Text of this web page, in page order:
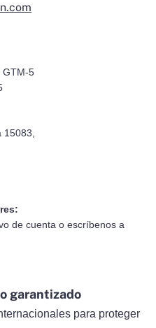
GTM-5
15083,
de cuenta o escríbenos a
garantizado
para proteger